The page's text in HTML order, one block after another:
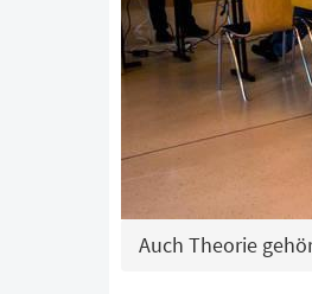
Auch Theorie